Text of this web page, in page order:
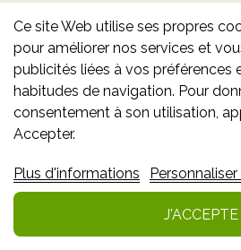
Info
Ajouter à mes
Ce site Web utilise ses propres
pour améliorer nos services et
publicités liées à vos préférences
habitudes de navigation. Pour
consentement à son utilisation,
Accepter.
Plus d'informations
J'ACCEPTE